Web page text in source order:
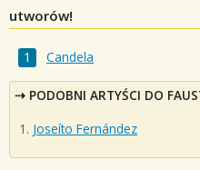
utworów!
Candela
PODOBNI ARTYŚCI DO
Joseíto Fernández